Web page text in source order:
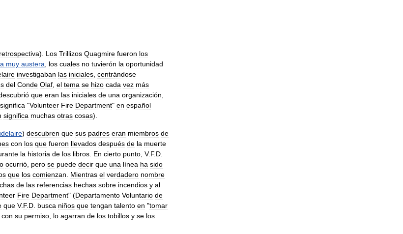
retrospectiva). Los Trillizos Quagmire fueron los
muy austera los cuales no tuvierón la oportunidad
investigaban las iniciales centrándose
del Conde Olaf el tema se hizo cada vez más
que eran las iniciales de una organización
significa "Volunteer Fire Department" en español
significa muchas otras cosas).
) descubren que sus padres eran miembros de
con los que fueron llevados después de la muerte
la historia de los libros En cierto punto V.F. D
ocurrió pero se puede decir que una línea ha sido
que los comienzan Mientras el verdadero nombre
de las referencias hechas sobre incendios y al
Fire Department" (Departamento Voluntario de
que V.F. D busca niños que tengan talento en "tomar
con su permiso lo agarran de los tobillos y se los